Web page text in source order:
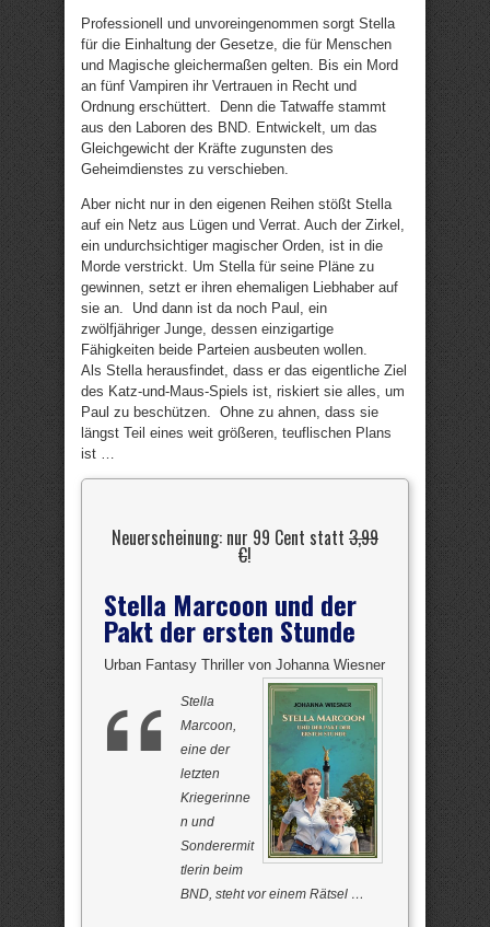
Professionell und unvoreingenommen sorgt Stella
für die Einhaltung der Gesetze, die für Menschen
und Magische gleichermaßen gelten. Bis ein Mord
an fünf Vampiren ihr Vertrauen in Recht und
Ordnung erschüttert. Denn die Tatwaffe stammt
aus den Laboren des BND. Entwickelt, um das
Gleichgewicht der Kräfte zugunsten des
Geheimdienstes zu verschieben.
Aber nicht nur in den eigenen Reihen stößt Stella
auf ein Netz aus Lügen und Verrat. Auch der Zirkel,
ein undurchsichtiger magischer Orden, ist in die
Morde verstrickt. Um Stella für seine Pläne zu
gewinnen, setzt er ihren ehemaligen Liebhaber auf
sie an. Und dann ist da noch Paul, ein
zwölfjähriger Junge, dessen einzigartige
Fähigkeiten beide Parteien ausbeuten wollen.
Als Stella herausfindet, dass er das eigentliche Ziel
des Katz-und-Maus-Spiels ist, riskiert sie alles, um
Paul zu beschützen. Ohne zu ahnen, dass sie
längst Teil eines weit größeren, teuflischen Plans
ist …
Neuerscheinung: nur 99 Cent statt 3,99
€!
Stella Marcoon und der
Pakt der ersten Stunde
Urban Fantasy Thriller von Johanna Wiesner
Stella
Marcoon,
eine der
letzten
Kriegerinne
n und
Sonderermit
tlerin beim
BND, steht vor einem Rätsel …